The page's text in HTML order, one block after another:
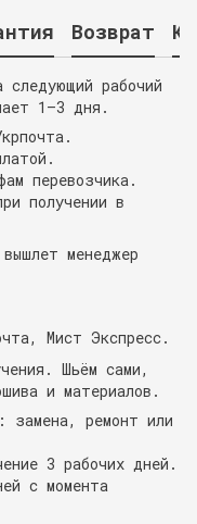
Возврат
рабочий
1–3 дня.
перевозчика.
получении в
менеджер
Мист Экспресс.
Шьём сами,
и материалов.
замена, ремонт или
3 рабочих дней.
с момента